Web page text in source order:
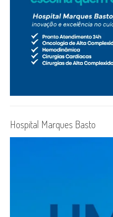
Hospital Marques Basto